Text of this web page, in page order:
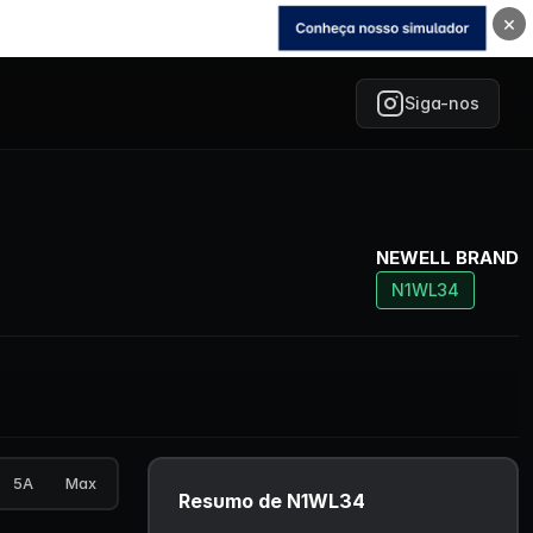
×
Siga-nos
NEWELL BRAND
N1WL34
5A Max
Resumo de N1WL34